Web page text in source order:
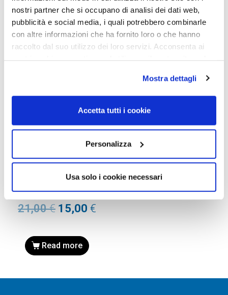
nostri partner che si occupano di analisi dei dati web,
pubblicità e social media, i quali potrebbero combinarle
con altre informazioni che ha fornito loro o che hanno
raccolto dal suo utilizzo dei loro servizi. Acconsenta ai
Mostra dettagli
Accetta tutti i cookie
Personalizza
Usa solo i cookie necessari
Showing the single result
RICAMBI
RAY-BAN RB4105 ASTUCCIO
DI RICAMBIO SOLE originale
Folding Wayfarer
21,00€ 15,00 €
Read more